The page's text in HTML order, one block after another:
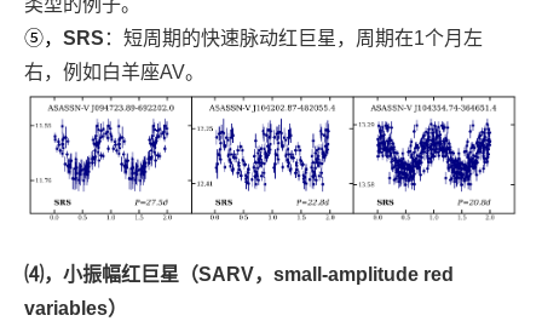
类型的例子。
⑤， SRS ：短周期的快速脉动红巨星，周期在1个月左
右，例如白羊座AV。
⑷， 小振幅红巨星（SARV，small-amplitude red
variables）